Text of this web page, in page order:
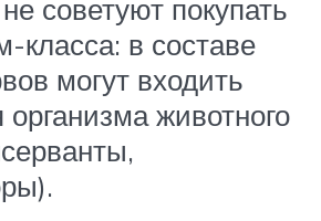
советуют покупать
класса: в составе
могут входить
животного